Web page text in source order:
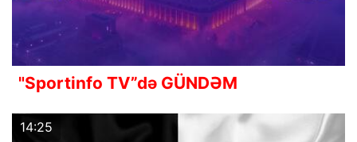
"Sportinfo TV”də GÜNDƏM
14:25